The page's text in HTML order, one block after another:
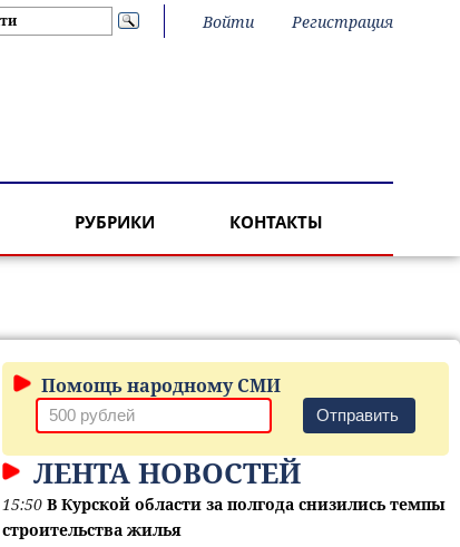
Войти Регистрация
РУБРИКИ КОНТАКТЫ
Помощь народному СМИ
Отправить
ЛЕНТА НОВОСТЕЙ
15:50 В Курской области за полгода снизились темпы
строительства жилья